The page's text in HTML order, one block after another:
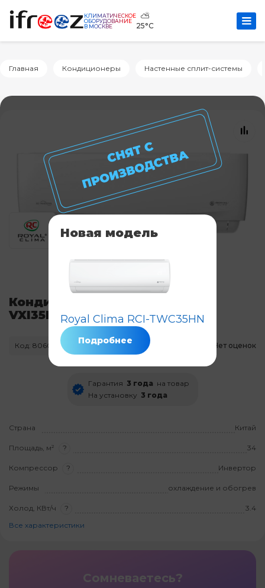
КЛИМАТИЧЕСКОЕ
ОБОРУДОВАНИЕ
В МОСКВЕ
⛅
25°C
Главная Кондиционеры Настенные сплит-системы
Кондиционер Royal Clima RCI-
VXI35HN
Код: 8060 Нет в наличии Нет оценок
Гарантия 3 года на товар
На установку 3 года
Страна Китай
Площадь, м² ? 34
Компрессор ? Инвертор
Режимы охлаждение и обогрев
Холод, КВт/ч ?
3.4
Все характеристики
Сомневаетесь?
Новая модель
Royal Clima RCI-TWC35HN
Подробнее